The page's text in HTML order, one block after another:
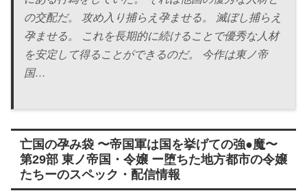
の交配だ。 攻め入り捕らえ孕ませる。 滅ぼし捕らえ
孕ませる。 これを長期的に続けることで優秀な人材
を安定して得ることができるのだ。 今作は東ノ帝
国…
亡国の孕み袋 〜帝国軍は国を挙げての強●魔〜
第29部 東ノ帝国・令嬢 ー堕ちた地方都市の令嬢
たちーのスペック・配信情報